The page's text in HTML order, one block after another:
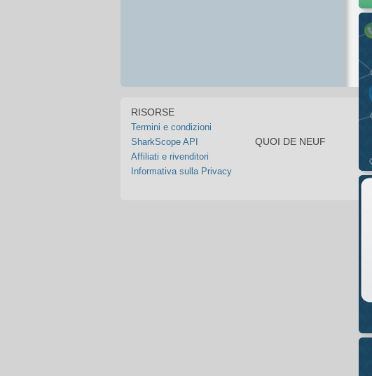
RISORSE
Termini e condizioni
SharkScope API
Affiliati e rivenditori
Informativa sulla Privacy
QUOI DE NEUF